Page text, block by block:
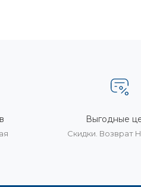
Выгодные
Скидки. Возврат